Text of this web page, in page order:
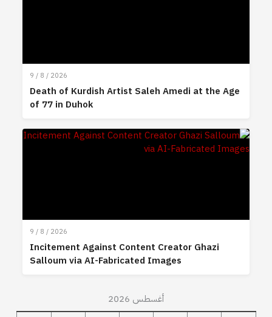
9 / 8 / 2026
Death of Kurdish Artist Saleh Amedi at the Age
of 77 in Duhok
9 / 8 / 2026
Incitement Against Content Creator Ghazi
Salloum via AI-Fabricated Images
أغسطس 2026